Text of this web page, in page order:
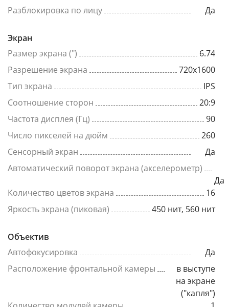
Разблокировка по лицу
Да
Экран
Размер экрана (")
6.74
Разрешение экрана
720x1600
Тип экрана
IPS
Соотношение сторон
20:9
Частота дисплея (Гц)
90
Число пикселей на дюйм
260
Сенсорный экран
Да
Автоматический поворот экрана (акселерометр)
Да
Количество цветов экрана
16
Яркость экрана (пиковая)
450 нит, 560 нит
Объектив
Автофокусировка
Да
Расположение фронтальной камеры
в выступе
на экране
("капля")